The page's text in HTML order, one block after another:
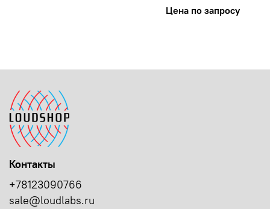
Цена по запросу
Контакты
+78123090766
sale@loudlabs.ru